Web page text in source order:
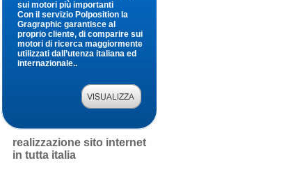
sui motori più importanti
Con il servizio Polposition la
Gragraphic garantisce al
proprio cliente, di comparire sui
motori di ricerca maggiormente
utilizzati dall’utenza italiana ed
internazionale..
realizzazione sito internet
in tutta italia